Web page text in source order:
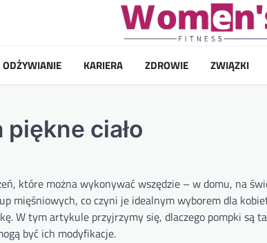
ODŻYWIANIE KARIERA ZDROWIE ZWIĄZKI
ciało
które można wykonywać wszędzie – w domu, na
mięśniowych, co czyni je idealnym wyborem dla
W tym artykule przyjrzymy się, dlaczego pompki są
być ich modyfikacje.